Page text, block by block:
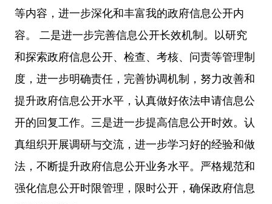
等内容，进一步深化和丰富我的政府信息公开内
容。 二是进一步完善信息公开长效机制。以研究
和探索政府信息公开、检查、考核、问责等管理制
度，进一步明确责任，完善协调机制，努力改善和
提升政府信息公开水平，认真做好依法申请信息公
开的回复工作。三是进一步提高信息公开时效。认
真组织开展调研与交流，进一步学习好的经验和做
法，不断提升政府信息公开业务水平。严格规范和
强化信息公开时限管理，限时公开，确保政府信息